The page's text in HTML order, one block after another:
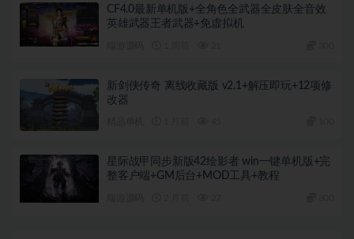
CF4.0最新单机版+全角色全武器全皮肤全音效
英雄武器王者武器+免虚拟机
新剑侠传奇 离线收藏版 v2.1+解压即玩+12项修
改器
星际战甲同步新版42绘影者 win一键单机版+完
整客户端+GM后台+MOD工具+教程